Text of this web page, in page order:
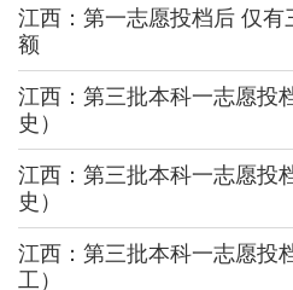
江西：第一志愿投档后 仅有
额
江西：第三批本科一志愿投
史）
江西：第三批本科一志愿投
史）
江西：第三批本科一志愿投
工）